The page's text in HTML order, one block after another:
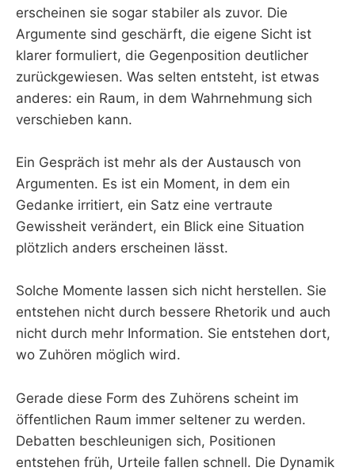
erscheinen sie sogar stabiler als zuvor. Die
Argumente sind geschärft, die eigene Sicht ist
klarer formuliert, die Gegenposition deutlicher
zurückgewiesen. Was selten entsteht, ist etwas
anderes: ein Raum, in dem Wahrnehmung sich
verschieben kann.
Ein Gespräch ist mehr als der Austausch von
Argumenten. Es ist ein Moment, in dem ein
Gedanke irritiert, ein Satz eine vertraute
Gewissheit verändert, ein Blick eine Situation
plötzlich anders erscheinen lässt.
Solche Momente lassen sich nicht herstellen. Sie
entstehen nicht durch bessere Rhetorik und auch
nicht durch mehr Information. Sie entstehen dort,
wo Zuhören möglich wird.
Gerade diese Form des Zuhörens scheint im
öffentlichen Raum immer seltener zu werden.
Debatten beschleunigen sich, Positionen
entstehen früh, Urteile fallen schnell. Die Dynamik